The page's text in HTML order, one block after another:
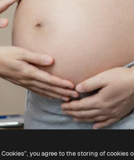
you agree to the storing of cookies